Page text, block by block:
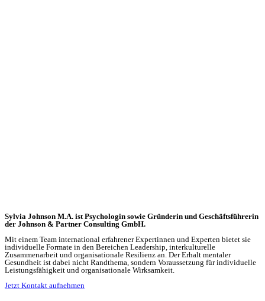
Sylvia Johnson M.A. ist Psychologin sowie Gründerin und Geschäftsführerin
der Johnson & Partner Consulting GmbH.
Mit einem Team international erfahrener Expertinnen und Experten bietet sie
individuelle Formate in den Bereichen Leadership, interkulturelle
Zusammenarbeit und organisationale Resilienz an. Der Erhalt mentaler
Gesundheit ist dabei nicht Randthema, sondern Voraussetzung für individuelle
Leistungsfähigkeit und organisationale Wirksamkeit.
Jetzt Kontakt aufnehmen